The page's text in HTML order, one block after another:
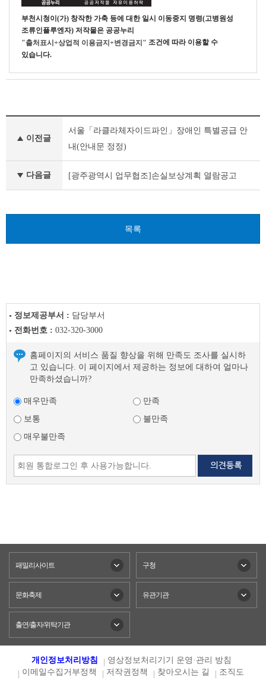
부천시청이(가) 창작한가축 등에 대한 일시 이동중지 명령(고병원성
조류인플루엔자) 저작물은 공공누리
"출처표시+상업적 이용금지+변경금지" 조건에 따라 이용할 수
있습니다.
글
음
이전글
서울「라클라체자이드파인」장애인 특별공급 안
내(안내문 정정)
다음글 [광주광역시 업무협조]손실보상계획 열람공고
목록
정보제공부서 : 담당부서
전화번호 : 032-320-3000
홈페이지의 서비스 품질 향상을 위해 만족도 조사를 실시하
고 있습니다. 이 페이지에서 제공하는 정보에 대하여 얼마나
만족하셨습니까?
매우만족
만족
보통
불만족
매우불만족
패밀리사이트 구청
문화축제 유관기관
출연/출자/위탁기관
개인정보처리방침
영상정보처리기기 운영·관리 방침
이메일수집거부정책
저작권정책 찾아오시는 길
조직도